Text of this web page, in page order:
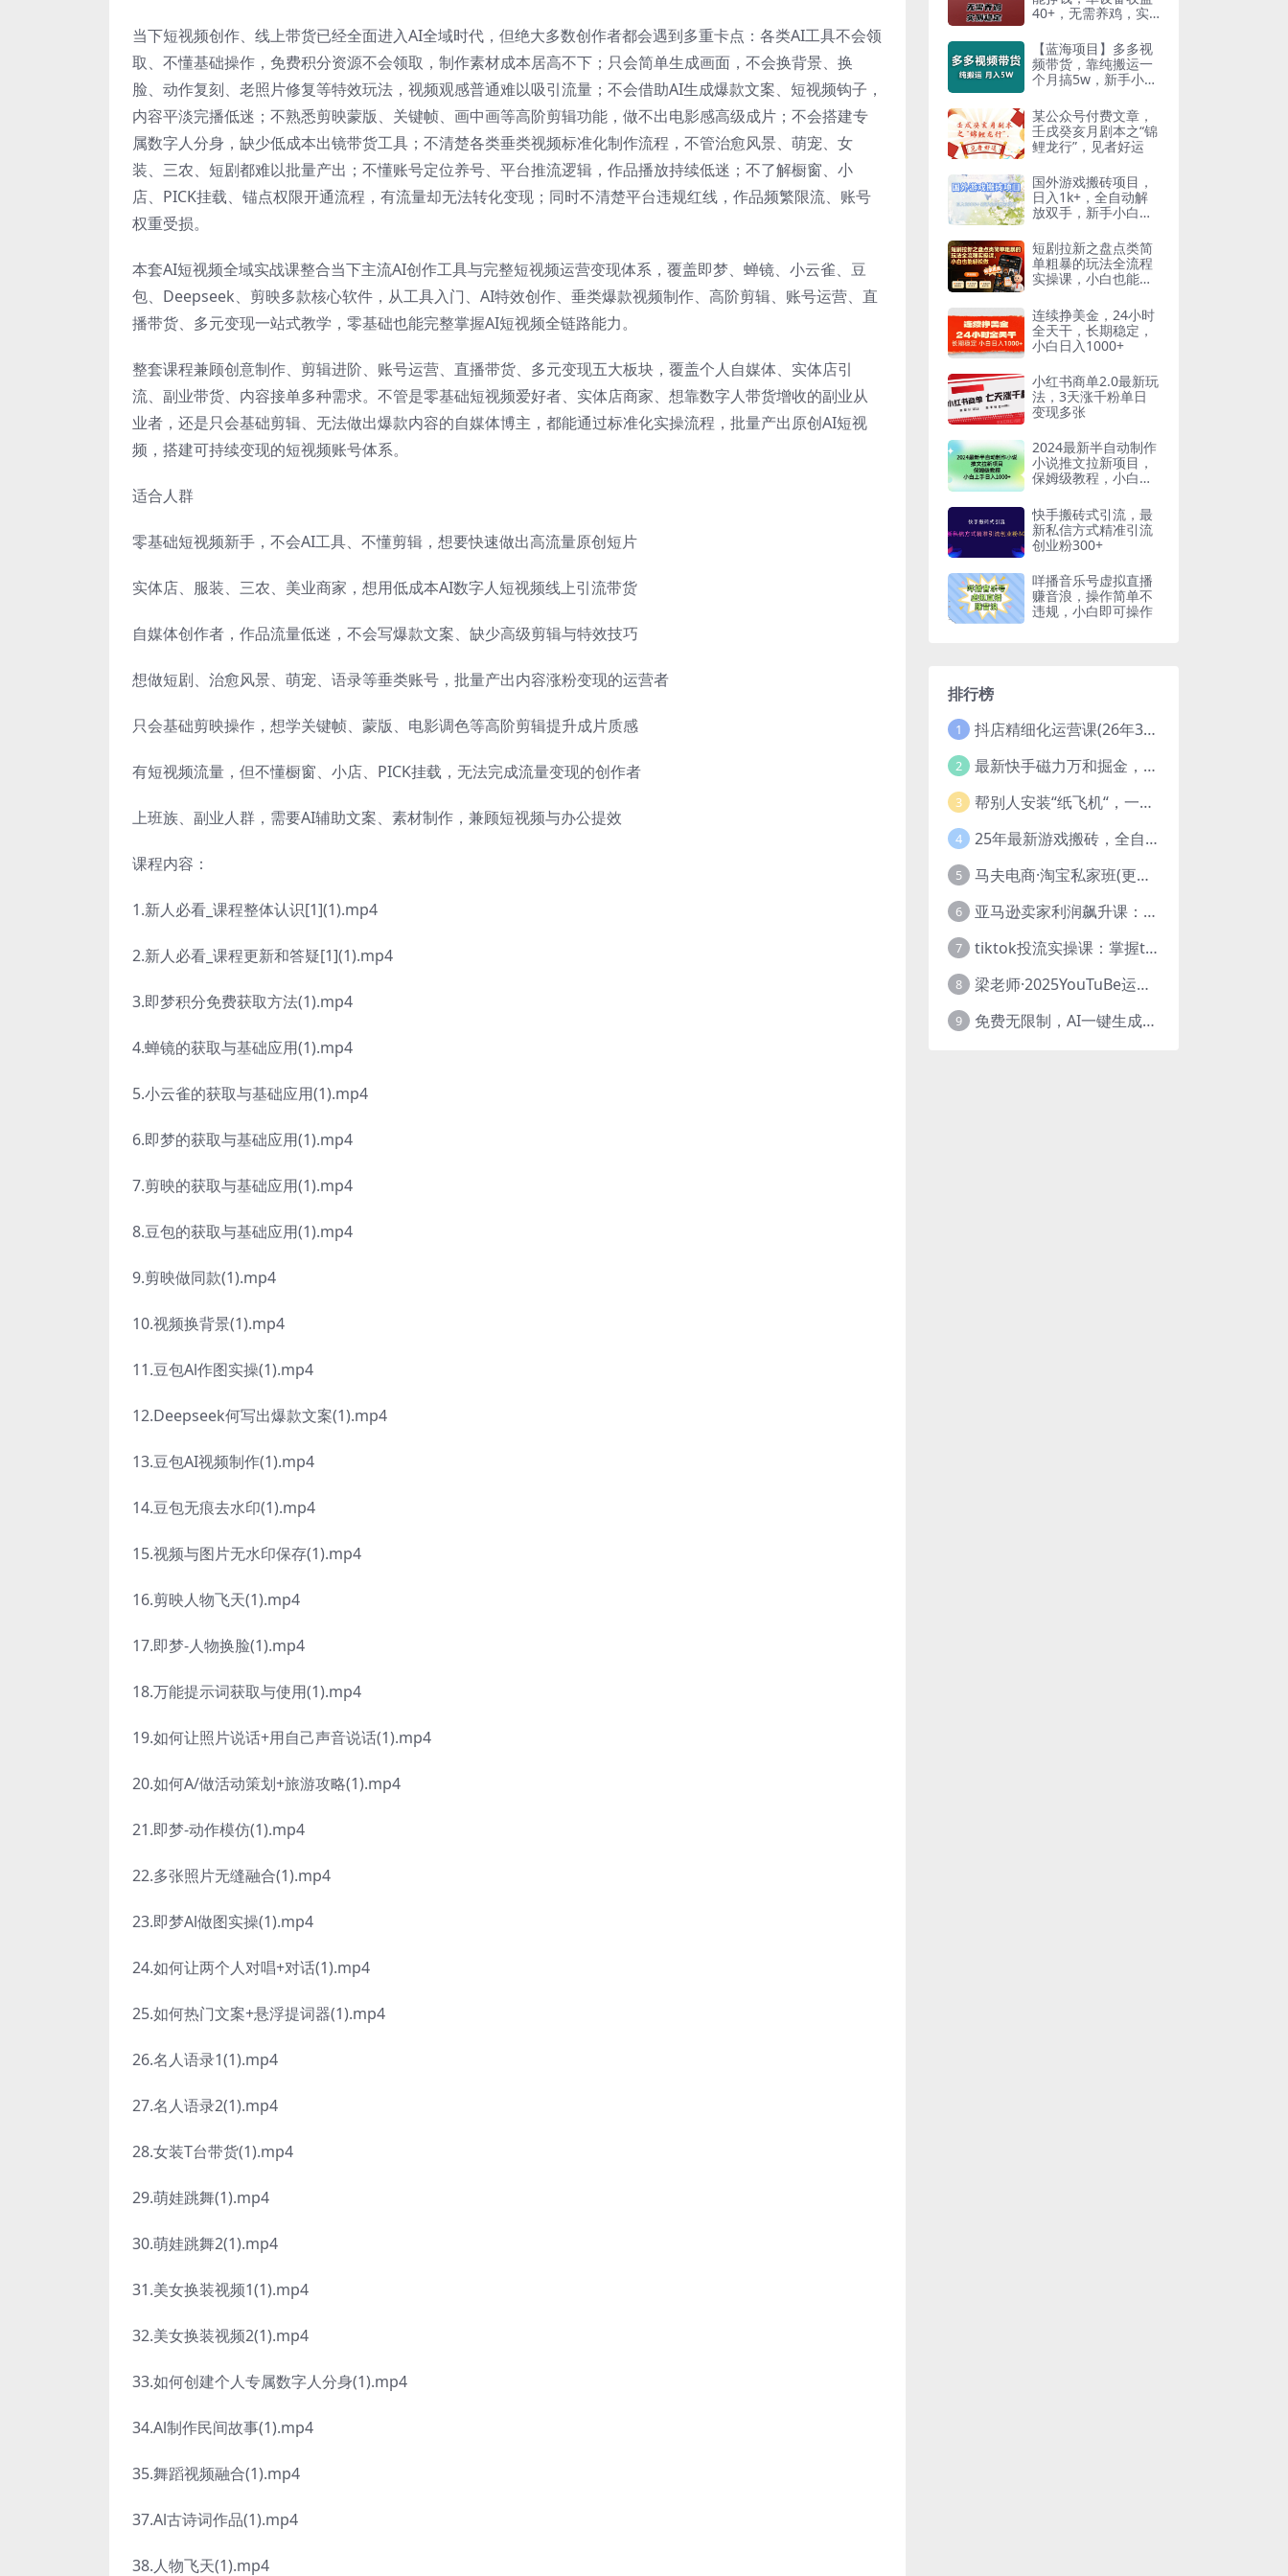
当下短视频创作、线上带货已经全面进入AI全域时代，但绝大多数创作者都会遇到多重卡点：各类AI工具不会领
取、不懂基础操作，免费积分资源不会领取，制作素材成本居高不下；只会简单生成画面，不会换背景、换
脸、动作复刻、老照片修复等特效玩法，视频观感普通难以吸引流量；不会借助AI生成爆款文案、短视频钩子，
内容平淡完播低迷；不熟悉剪映蒙版、关键帧、画中画等高阶剪辑功能，做不出电影感高级成片；不会搭建专
属数字人分身，缺少低成本出镜带货工具；不清楚各类垂类视频标准化制作流程，不管治愈风景、萌宠、女
装、三农、短剧都难以批量产出；不懂账号定位养号、平台推流逻辑，作品播放持续低迷；不了解橱窗、小
店、PICK挂载、锚点权限开通流程，有流量却无法转化变现；同时不清楚平台违规红线，作品频繁限流、账号
权重受损。
本套AI短视频全域实战课整合当下主流AI创作工具与完整短视频运营变现体系，覆盖即梦、蝉镜、小云雀、豆
包、Deepseek、剪映多款核心软件，从工具入门、AI特效创作、垂类爆款视频制作、高阶剪辑、账号运营、直
播带货、多元变现一站式教学，零基础也能完整掌握AI短视频全链路能力。
整套课程兼顾创意制作、剪辑进阶、账号运营、直播带货、多元变现五大板块，覆盖个人自媒体、实体店引
流、副业带货、内容接单多种需求。不管是零基础短视频爱好者、实体店商家、想靠数字人带货增收的副业从
业者，还是只会基础剪辑、无法做出爆款内容的自媒体博主，都能通过标准化实操流程，批量产出原创AI短视
频，搭建可持续变现的短视频账号体系。
适合人群
零基础短视频新手，不会AI工具、不懂剪辑，想要快速做出高流量原创短片
实体店、服装、三农、美业商家，想用低成本AI数字人短视频线上引流带货
自媒体创作者，作品流量低迷，不会写爆款文案、缺少高级剪辑与特效技巧
想做短剧、治愈风景、萌宠、语录等垂类账号，批量产出内容涨粉变现的运营者
只会基础剪映操作，想学关键帧、蒙版、电影调色等高阶剪辑提升成片质感
有短视频流量，但不懂橱窗、小店、PICK挂载，无法完成流量变现的创作者
上班族、副业人群，需要AI辅助文案、素材制作，兼顾短视频与办公提效
课程内容：
1.新人必看_课程整体认识[1](1).mp4
2.新人必看_课程更新和答疑[1](1).mp4
3.即梦积分免费获取方法(1).mp4
4.蝉镜的获取与基础应用(1).mp4
5.小云雀的获取与基础应用(1).mp4
6.即梦的获取与基础应用(1).mp4
7.剪映的获取与基础应用(1).mp4
8.豆包的获取与基础应用(1).mp4
9.剪映做同款(1).mp4
10.视频换背景(1).mp4
11.豆包Al作图实操(1).mp4
12.Deepseek何写出爆款文案(1).mp4
13.豆包AI视频制作(1).mp4
14.豆包无痕去水印(1).mp4
15.视频与图片无水印保存(1).mp4
16.剪映人物飞天(1).mp4
17.即梦-人物换脸(1).mp4
18.万能提示词获取与使用(1).mp4
19.如何让照片说话+用自己声音说话(1).mp4
20.如何A/做活动策划+旅游攻略(1).mp4
21.即梦-动作模仿(1).mp4
22.多张照片无缝融合(1).mp4
23.即梦Al做图实操(1).mp4
24.如何让两个人对唱+对话(1).mp4
25.如何热门文案+悬浮提词器(1).mp4
26.名人语录1(1).mp4
27.名人语录2(1).mp4
28.女装T台带货(1).mp4
29.萌娃跳舞(1).mp4
30.萌娃跳舞2(1).mp4
31.美女换装视频1(1).mp4
32.美女换装视频2(1).mp4
33.如何创建个人专属数字人分身(1).mp4
34.Al制作民间故事(1).mp4
35.舞蹈视频融合(1).mp4
37.Al古诗词作品(1).mp4
38.人物飞天(1).mp4
40+，无需养鸡，实
【蓝海项目】多多视
频带货，靠纯搬运一
个月搞5w，新手小白
某公众号付费文章，
壬戌癸亥月剧本之“锦
鲤龙行”，见者好运
国外游戏搬砖项目，
日入1k+，全自动解
放双手，新手小白也
短剧拉新之盘点类简
单粗暴的玩法全流程
实操课，小白也能轻
连续挣美金，24小时
全天干，长期稳定，
小白日入1000+
小红书商单2.0最新玩
法，3天涨千粉单日
变现多张
2024最新半自动制作
小说推文拉新项目，
保姆级教程，小白上
快手搬砖式引流，最
新私信方式精准引流
创业粉300+
咩播音乐号虚拟直播
赚音浪，操作简单不
违规，小白即可操作
排行榜
1 抖店精细化运营课(26年3月更新
2 最新快手磁力万和掘金，自动搬砖，轻松日入100-200，操作简单
3 帮别人安装“纸飞机“，一单赚10—30元不等：附：免费节点
4 25年最新游戏搬砖，全自动挂机，不需要玩游戏，单手机操作日入300+
5 马夫电商·淘宝私家班(更新3月)
6 亚马逊卖家利润飙升课：从品类成功公式到海王打法，让每个SKU都成爆款一路飙升(更新26年3月
7 tiktok投流实操课：掌握tiktok投流底层逻辑 独家TK投流玩法
8 梁老师·2025YouTuBe运营掘金指南
9 免费无限制，AI一键生成原创中视频，轻松日入2000+，超简单，可矩阵，…